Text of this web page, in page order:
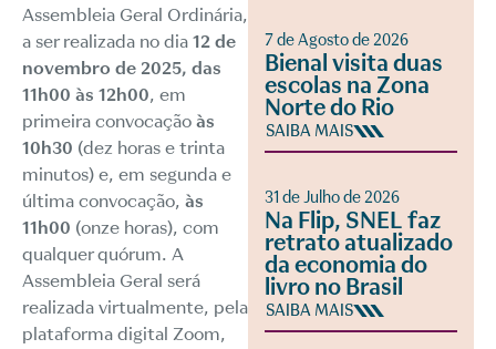
Assembleia Geral Ordinária,
a ser realizada no dia 12 de
novembro de 2025, das
11h00 às 12h00, em
primeira convocação às
10h30 (dez horas e trinta
minutos) e, em segunda e
última convocação, às
11h00 (onze horas), com
qualquer quórum. A
Assembleia Geral será
realizada virtualmente, pela
plataforma digital Zoom,
7 de Agosto de 2026
Bienal visita duas
escolas na Zona
Norte do Rio
SAIBA MAIS
31 de Julho de 2026
Na Flip, SNEL faz
retrato atualizado
da economia do
livro no Brasil
SAIBA MAIS